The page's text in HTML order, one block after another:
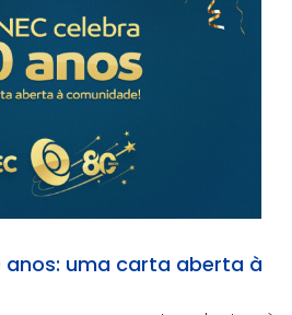
anos: uma carta aberta à